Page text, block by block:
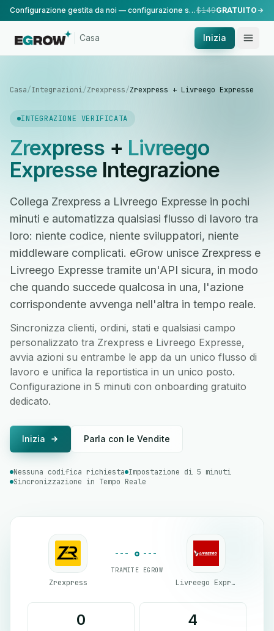
Configurazione gestita da noi — configurazione standard, eseguita dal nostro team.$149GRATUITO
Casa Inizia
Casa/Integrazioni/Zrexpress/Zrexpress + Livreego Expresse
INTEGRAZIONE VERIFICATA
Zrexpress+ Livreego
ExpresseIntegrazione
Collega Zrexpress a Livreego Expresse in pochi
minuti e automatizza qualsiasi flusso di lavoro tra
loro: niente codice, niente sviluppatori, niente
middleware complicati. eGrow unisce Zrexpress e
Livreego Expresse tramite un'API sicura, in modo
che quando succede qualcosa in una, l'azione
corrispondente avvenga nell'altra in tempo reale.
Sincronizza clienti, ordini, stati e qualsiasi campo
personalizzato tra Zrexpress e Livreego Expresse,
avvia azioni su entrambe le app da un unico flusso di
lavoro e unifica la reportistica in un unico posto.
Configurazione in 5 minuti con onboarding gratuito
dedicato.
Inizia Parla con le Vendite
Nessuna codifica richiesta Impostazione di 5 minuti
Sincronizzazione in Tempo Reale
Zrexpress
TRAMITE EGROW
Livreego Expresse
0 4